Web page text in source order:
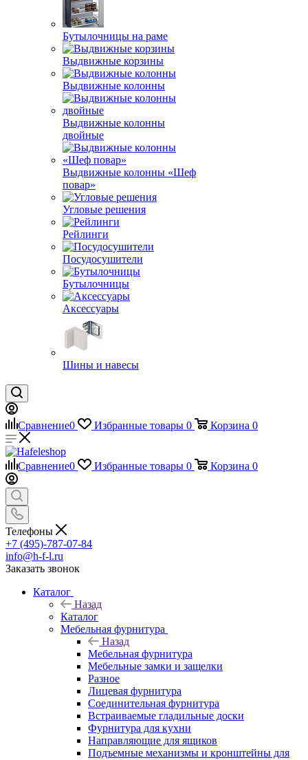
Бутылочницы на раме
Выдвижные корзины
Выдвижные колонны
Выдвижные колонны
двойные
Bыдвижные колонны «Шеф
повар»
Угловые решения
Рейлинги
Посудосушители
Бутылочницы
Аксессуары
Шины и навесы
Сравнение0 Избранные товары 0 Корзина 0
Сравнение0 Избранные товары 0 Корзина 0
Телефоны
+7 (495)-787-07-84
info@h-f-l.ru
Заказать звонок
Каталог
Назад
Каталог
Мебельная фурнитура
Назад
Мебельная фурнитура
Мебельные замки и защелки
Разное
Лицевая фурнитура
Соединительная фурнитура
Встраиваемые гладильные доски
Фурнитура для кухни
Направляющие для ящиков
Подъемные механизмы и кронштейны для